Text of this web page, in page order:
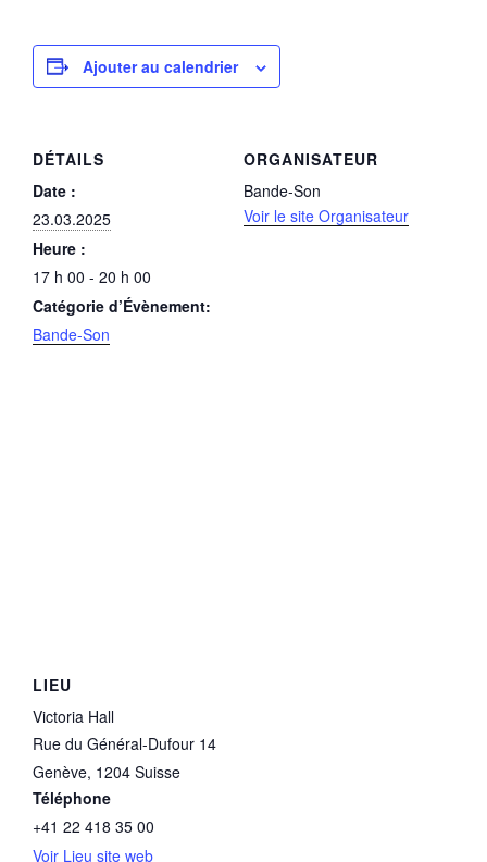
Ajouter au calendrier
DÉTAILS
Date :
23.03.2025
Heure :
17 h 00 - 20 h 00
Catégorie d’Évènement:
Bande-Son
ORGANISATEUR
Bande-Son
Voir le site Organisateur
LIEU
Victoria Hall
Rue du Général-Dufour 14
Genève, 1204 Suisse
Téléphone
+41 22 418 35 00
Voir Lieu site web